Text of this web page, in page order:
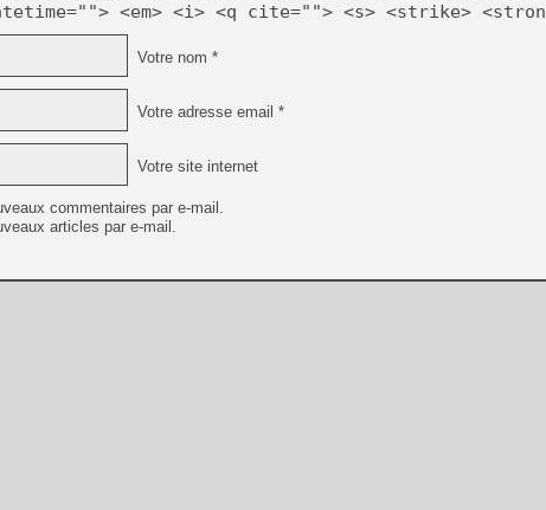
[GK] Le beat'em up The
[GK] Endless Legend 2 :
[LS] [PS5] Le WebKit
[GK] Oubliez Crazy Taxi,
[LS] [Switch] NSZ 5.0.0
<em> <i> <q cite=""> <s> <strike>
Votre nom *
Votre adresse email *
Votre site internet
commentaires par e-mail.
articles par e-mail.